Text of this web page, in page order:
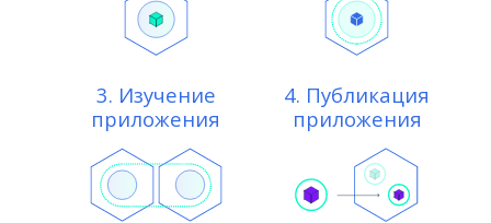
3. Изучение
приложения
4. Публикация
приложения